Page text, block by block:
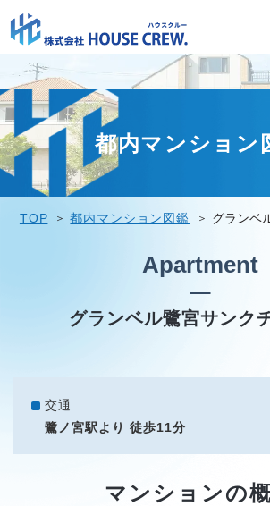
都内マンション
TOP 都内マンション図鑑 グランベ
Apartment
グランベル鷺宮サンク
交通
鷺ノ宮駅より 徒歩11分
マンションの